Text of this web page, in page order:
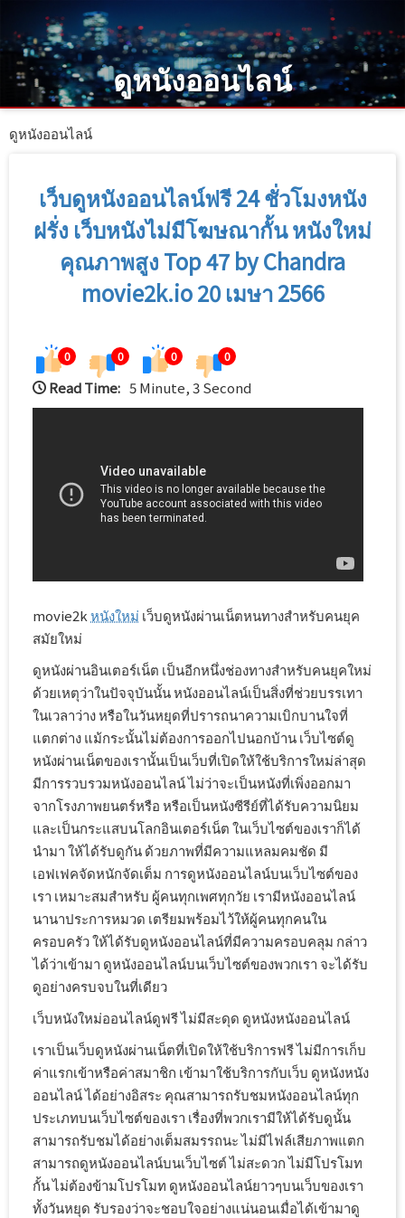
main
content
ดูหนังออนไลน์
ดูหนังออนไลน์
เว็บดูหนังออนไลน์ฟรี 24 ชั่วโมงหนัง
ฝรั่ง เว็บหนังไม่มีโฆษณากั้น หนังใหม่
คุณภาพสูง Top 47 by Chandra
movie2k.io 20 เมษา 2566
0 0 0 0
Read Time: 5 Minute, 3 Second
movie2kหนังใหม่ เว็บดูหนังผ่านเน็ตหนทางสำหรับคนยุค
สมัยใหม่
ดูหนังผ่านอินเตอร์เน็ต เป็นอีกหนึ่งช่องทางสำหรับคนยุคใหม่
ด้วยเหตุว่าในปัจจุบันนั้น หนังออนไลน์เป็นสิ่งที่ช่วยบรรเทา
ในเวลาว่าง หรือในวันหยุดที่ปรารถนาความเบิกบานใจที่
แตกต่าง แม้กระนั้นไม่ต้องการออกไปนอกบ้าน เว็บไซต์ดู
หนังผ่านเน็ตของเรานั้นเป็นเว็บที่เปิดให้ใช้บริการใหม่ล่าสุด
มีการรวบรวมหนังออนไลน์ ไม่ว่าจะเป็นหนังที่เพิ่งออกมา
จากโรงภาพยนตร์หรือ หรือเป็นหนังซีรีย์ที่ได้รับความนิยม
และเป็นกระแสบนโลกอินเตอร์เน็ต ในเว็บไซต์ของเราก็ได้
นำมา ให้ได้รับดูกัน ด้วยภาพที่มีความแหลมคมชัด มี
เอฟเฟคจัดหนักจัดเต็ม การดูหนังออนไลน์บนเว็บไซต์ของ
เรา เหมาะสมสำหรับ ผู้คนทุกเพศทุกวัย เรามีหนังออนไลน์
นานาประการหมวด เตรียมพร้อมไว้ให้ผู้คนทุกคนใน
ครอบครัว ให้ได้รับดูหนังออนไลน์ที่มีความครอบคลุม กล่าว
ได้ว่าเข้ามา ดูหนังออนไลน์บนเว็บไซต์ของพวกเรา จะได้รับ
ดูอย่างครบจบในที่เดียว
เว็บหนังใหม่ออนไลน์ดูฟรี ไม่มีสะดุด ดูหนังหนังออนไลน์
เราเป็นเว็บดูหนังผ่านเน็ตที่เปิดให้ใช้บริการฟรี ไม่มีการเก็บ
ค่าแรกเข้าหรือค่าสมาชิก เข้ามาใช้บริการกับเว็บ ดูหนังหนัง
ออนไลน์ ได้อย่างอิสระ คุณสามารถรับชมหนังออนไลน์ทุก
ประเภทบนเว็บไซต์ของเรา เรื่องที่พวกเรามีให้ได้รับดูนั้น
สามารถรับชมได้อย่างเต็มสมรรถนะ ไม่มีไฟล์เสียภาพแตก
สามารถดูหนังออนไลน์บนเว็บไซต์ ไม่สะดวก ไม่มีโปรโมท
กั้น ไม่ต้องข้ามโปรโมท ดูหนังออนไลน์ยาวๆบนเว็บของเรา
ทั้งวันหยุด รับรองว่าจะชอบใจอย่างแน่นอนเมื่อได้เข้ามาดู